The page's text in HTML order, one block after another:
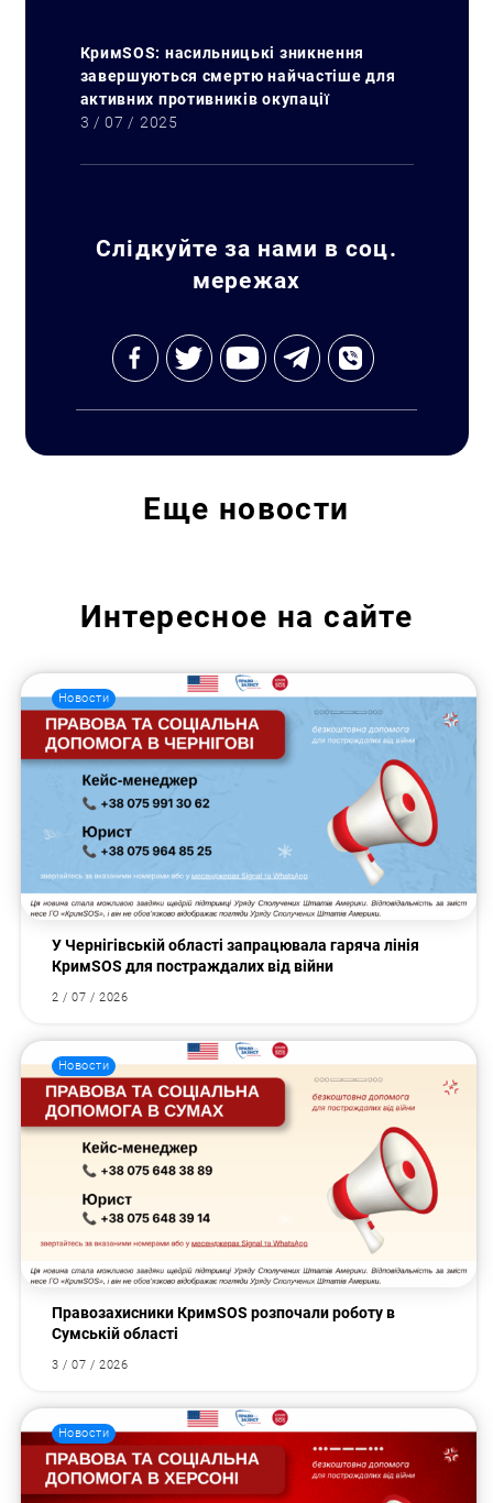
Искать:
КримSOS: насильницькі зникнення
завершуються смертю найчастіше для
активних противників окупації
3 / 07 / 2025
Слідкуйте за нами в соц.
мережах
Еще новости
Интересное на сайте
Новости
У Чернігівській області запрацювала гаряча лінія
КримSOS для постраждалих від війни
2 / 07 / 2026
Новости
Правозахисники КримSOS розпочали роботу в
Сумській області
3 / 07 / 2026
Новости